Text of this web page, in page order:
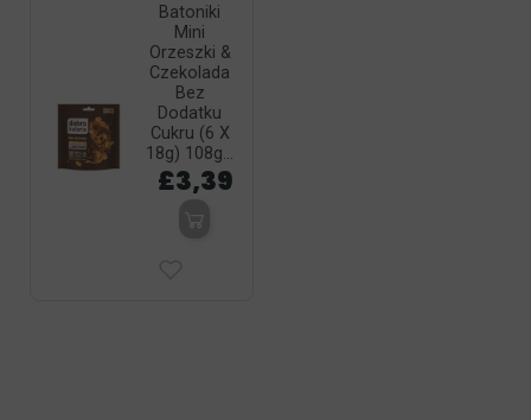
Batoniki
Mini
Orzeszki &
Czekolada
Bez
Dodatku
Cukru (6 X
18g) 108g...
£3,39